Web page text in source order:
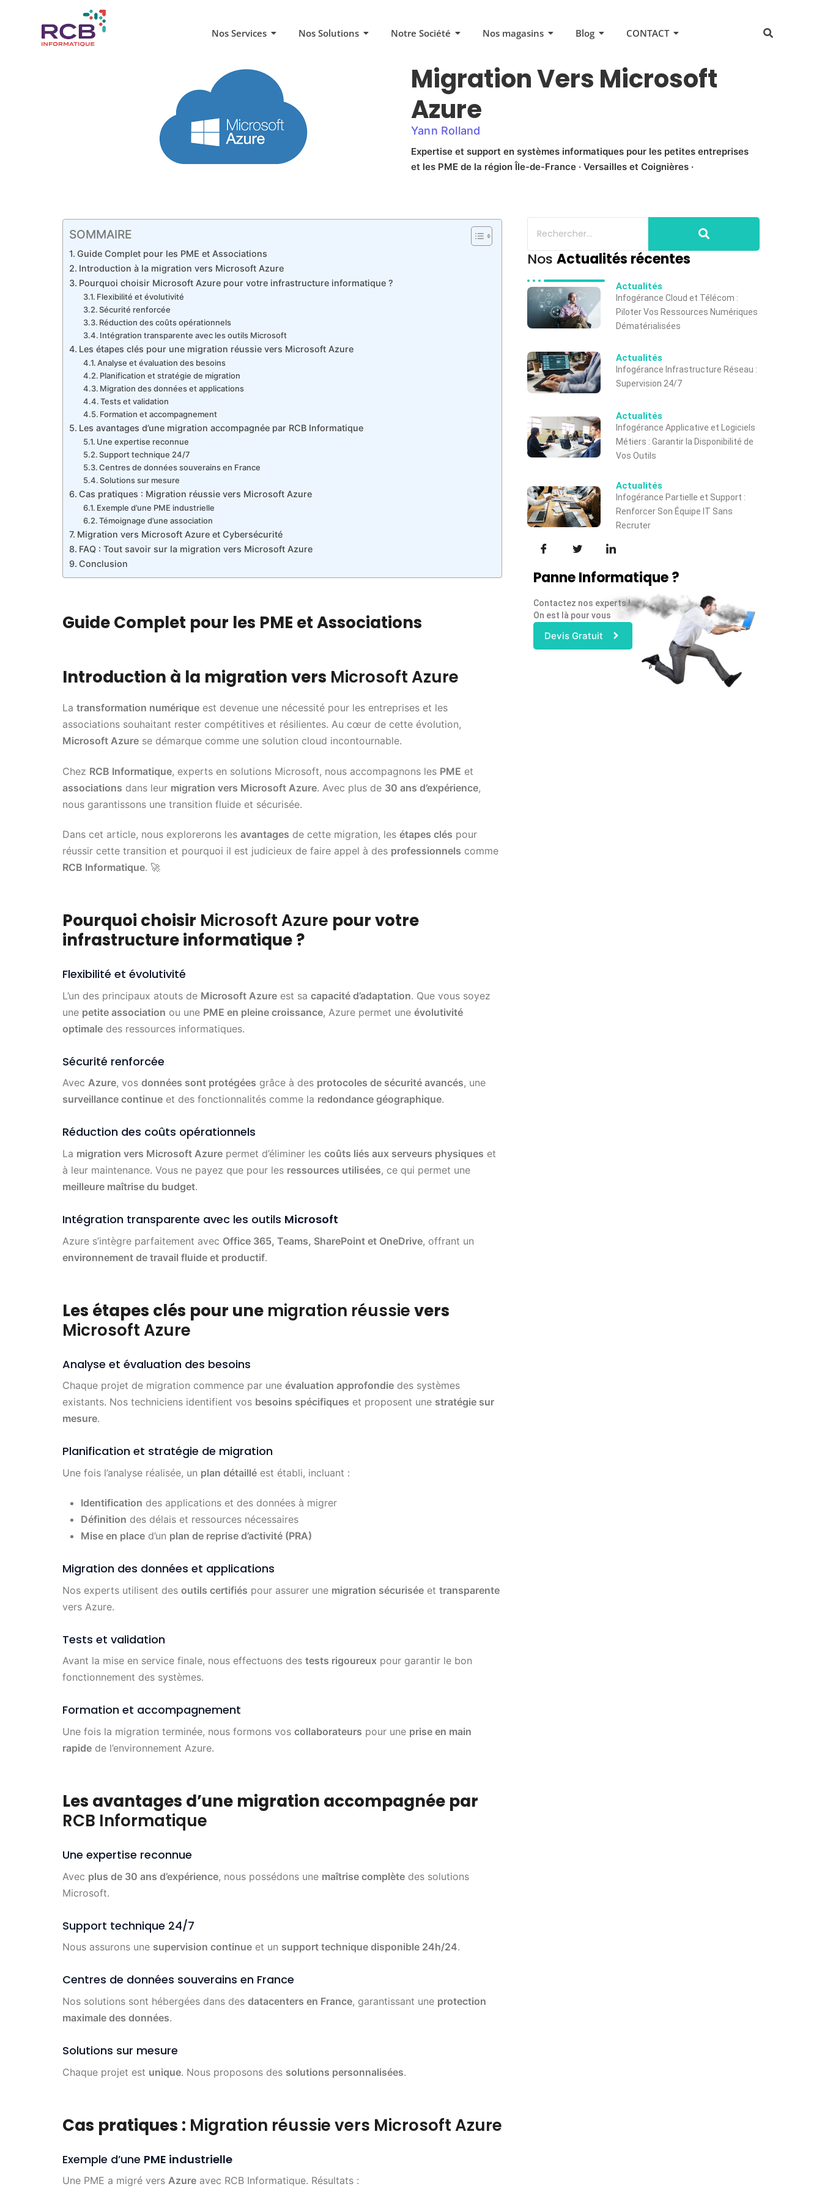
Nos Services Nos Solutions Notre Société Nos magasins Blog CONTACT
Migration Vers Microsoft
Azure
Yann Rolland
Expertise et support en systèmes informatiques pour les petites entreprises
et les PME de la région Île-de-France · Versailles et Coignières ·
SOMMAIRE
Guide Complet pour les PME et Associations
Introduction à la migration vers Microsoft Azure
Pourquoi choisir Microsoft Azure pour votre infrastructure informatique ?
Flexibilité et évolutivité
Sécurité renforcée
Réduction des coûts opérationnels
Intégration transparente avec les outils Microsoft
Les étapes clés pour une migration réussie vers Microsoft Azure
Analyse et évaluation des besoins
Planification et stratégie de migration
Migration des données et applications
Tests et validation
Formation et accompagnement
Les avantages d’une migration accompagnée par RCB Informatique
Une expertise reconnue
Support technique 24/7
Centres de données souverains en France
Solutions sur mesure
Cas pratiques : Migration réussie vers Microsoft Azure
Exemple d’une PME industrielle
Témoignage d’une association
Migration vers Microsoft Azure et Cybersécurité
FAQ : Tout savoir sur la migration vers Microsoft Azure
Conclusion
Guide Complet pour les PME et Associations
Introduction à la migration vers Microsoft Azure
La transformation numérique est devenue une nécessité pour les entreprises et les
associations souhaitant rester compétitives et résilientes. Au cœur de cette évolution,
Microsoft Azure se démarque comme une solution cloud incontournable.
Chez RCB Informatique, experts en solutions Microsoft, nous accompagnons les PME et
associations dans leur migration vers Microsoft Azure. Avec plus de 30 ans d’expérience,
nous garantissons une transition fluide et sécurisée.
Dans cet article, nous explorerons les avantages de cette migration, les étapes clés pour
réussir cette transition et pourquoi il est judicieux de faire appel à des professionnels comme
RCB Informatique. 🚀
Pourquoi choisir Microsoft Azure pour votre
infrastructure informatique ?
Flexibilité et évolutivité
L’un des principaux atouts de Microsoft Azure est sa capacité d’adaptation. Que vous soyez
une petite association ou une PME en pleine croissance, Azure permet une évolutivité
optimale des ressources informatiques.
Sécurité renforcée
Avec Azure, vos données sont protégées grâce à des protocoles de sécurité avancés, une
surveillance continue et des fonctionnalités comme la redondance géographique.
Réduction des coûts opérationnels
La migration vers Microsoft Azure permet d’éliminer les coûts liés aux serveurs physiques et
à leur maintenance. Vous ne payez que pour les ressources utilisées, ce qui permet une
meilleure maîtrise du budget.
Intégration transparente avec les outils Microsoft
Azure s’intègre parfaitement avec Office 365, Teams, SharePoint et OneDrive, offrant un
environnement de travail fluide et productif.
Les étapes clés pour une migration réussievers
Microsoft Azure
Analyse et évaluation des besoins
Chaque projet de migration commence par une évaluation approfondie des systèmes
existants. Nos techniciens identifient vos besoins spécifiques et proposent une stratégie sur
mesure.
Planification et stratégie de migration
Une fois l’analyse réalisée, un plan détaillé est établi, incluant :
Identification des applications et des données à migrer
Définition des délais et ressources nécessaires
Mise en place d’un plan de reprise d’activité (PRA)
Migration des données et applications
Nos experts utilisent des outils certifiés pour assurer une migration sécurisée et transparente
vers Azure.
Tests et validation
Avant la mise en service finale, nous effectuons des tests rigoureux pour garantir le bon
fonctionnement des systèmes.
Formation et accompagnement
Une fois la migration terminée, nous formons vos collaborateurs pour une prise en main
rapide de l’environnement Azure.
Les avantages d’une migration accompagnée par
RCB Informatique
Une expertise reconnue
Avec plus de 30 ans d’expérience, nous possédons une maîtrise complète des solutions
Microsoft.
Support technique 24/7
Nous assurons une supervision continue et un support technique disponible 24h/24.
Centres de données souverains en France
Nos solutions sont hébergées dans des datacenters en France, garantissant une protection
maximale des données.
Solutions sur mesure
Chaque projet est unique. Nous proposons des solutions personnalisées.
Cas pratiques : Migration réussie vers Microsoft Azure
Exemple d’une PME industrielle
Une PME a migré vers Azure avec RCB Informatique. Résultats :
Nos Actualités récentes
Actualités
Infogérance Cloud et Télécom :
Piloter Vos Ressources Numériques
Dématérialisées
Actualités
Infogérance Infrastructure Réseau :
Supervision 24/7
Actualités
Infogérance Applicative et Logiciels
Métiers : Garantir la Disponibilité de
Vos Outils
Actualités
Infogérance Partielle et Support :
Renforcer Son Équipe IT Sans
Recruter
Panne Informatique ?
Contactez nos experts !
On est là pour vous
Devis Gratuit